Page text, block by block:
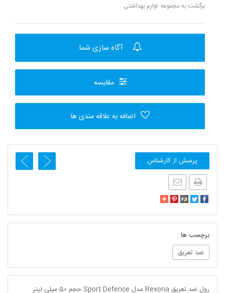
برگشت به مجموعه: لوازم بهداشتی
آگاه سازی شما
مقایسه
اضافه به علاقه مندی ها
پرسش از کارشناس
برچسب ها :
ضد تعریق
رول ضد تعریق Rexona مدل Sport Defence حجم 50 میلی لیتر